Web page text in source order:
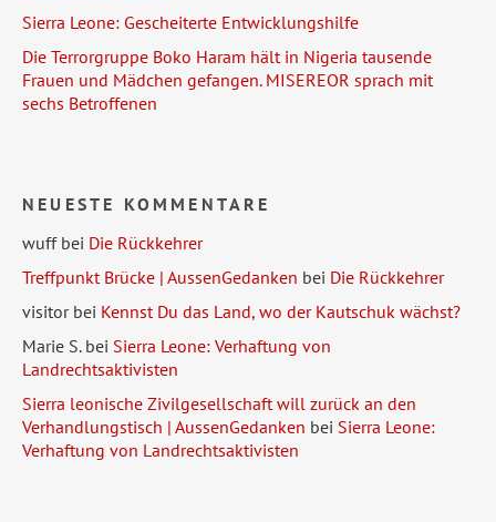
Sierra Leone: Gescheiterte Entwicklungshilfe
Die Terrorgruppe Boko Haram hält in Nigeria tausende
Frauen und Mädchen gefangen. MISEREOR sprach mit
sechs Betroffenen
NEUESTE KOMMENTARE
wuffbei Die Rückkehrer
Treffpunkt Brücke | AussenGedanken bei Die Rückkehrer
visitorbei Kennst Du das Land, wo der Kautschuk wächst?
Marie S.bei Sierra Leone: Verhaftung von
Landrechtsaktivisten
Sierra leonische Zivilgesellschaft will zurück an den
Verhandlungstisch | AussenGedanken bei Sierra Leone:
Verhaftung von Landrechtsaktivisten